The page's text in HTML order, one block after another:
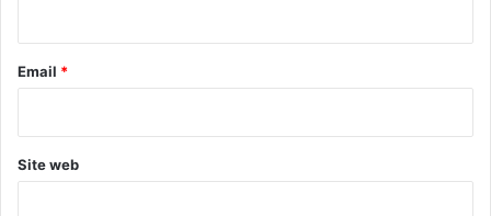
*
Email *
Site web